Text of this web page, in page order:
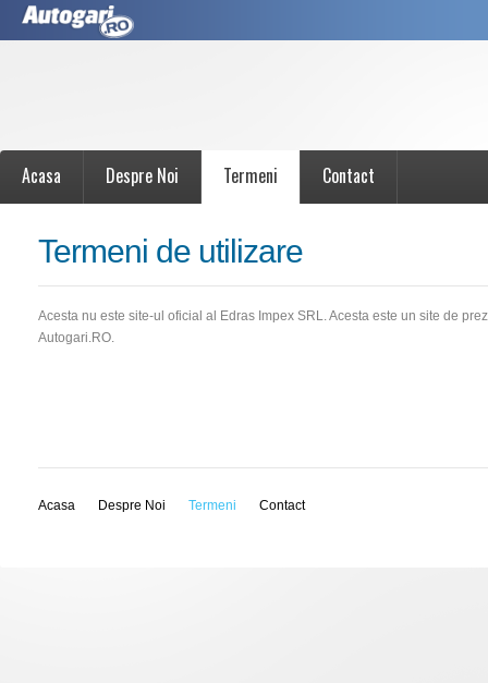
Acasa Despre Noi Termeni Contact
Termeni de utilizare
Acesta nu este site-ul oficial al Edras Impex SRL. Acesta este un site de
Autogari.RO.
Acasa Despre Noi Termeni Contact